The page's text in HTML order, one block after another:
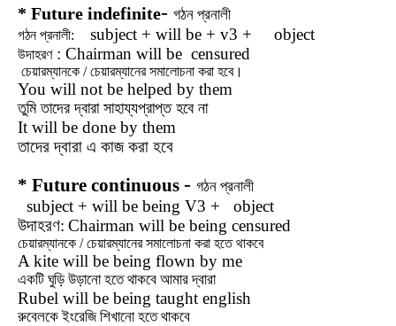
* Future indefinite- গঠন প্রনালী
গঠন প্রনালী: subject + will be + v3 + object
উদাহরণ: Chairman will be censured
চেয়ারম্যানকে / চেয়ারম্যানের সমালোচনা করা হবে।
You will not be helped by them
তুমি তাদের দ্বারা সাহায্যপ্রাপ্ত হবে না
It will be done by them
তাদের দ্বারা এ কাজ করা হবে
* Future continuous - গঠন প্রনালী
subject + will be being V3 + object
উদাহরণ: Chairman will be being censured
চেয়ারম্যানকে / চেয়ারম্যানের সমালোচনা করা হতে থাকবে
A kite will be being flown by me
একটি ঘুড়ি উড়ানো হতে থাকবে আমার দ্বারা
Rubel will be being taught english
রুবেলকে ইংরেজি শিখানো হতে থাকবে